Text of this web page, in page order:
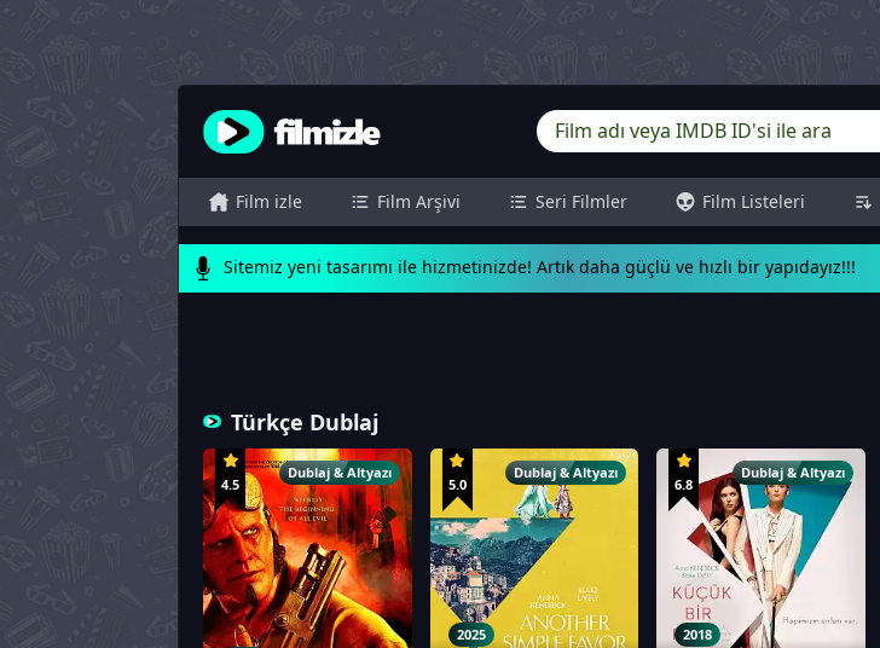
Film izle Film Arşivi Seri Filmler Film Listeleri
Sitemiz yeni tasarımı ile hizmetinizde! Artık daha güçlü ve hızlı bir yapıdayız!!!
Türkçe Dublaj
4.5
Dublaj & Altyazı
5.0
Dublaj & Altyazı
2025
6.8
Dublaj & Altyazı
2018